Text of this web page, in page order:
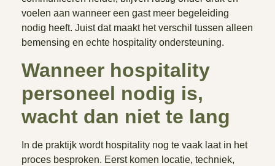
voelen aan wanneer een gast meer begeleiding
nodig heeft. Juist dat maakt het verschil tussen alleen
bemensing en echte hospitality ondersteuning.
Wanneer hospitality
personeel nodig is,
wacht dan niet te lang
In de praktijk wordt hospitality nog te vaak laat in het
proces besproken. Eerst komen locatie, techniek,